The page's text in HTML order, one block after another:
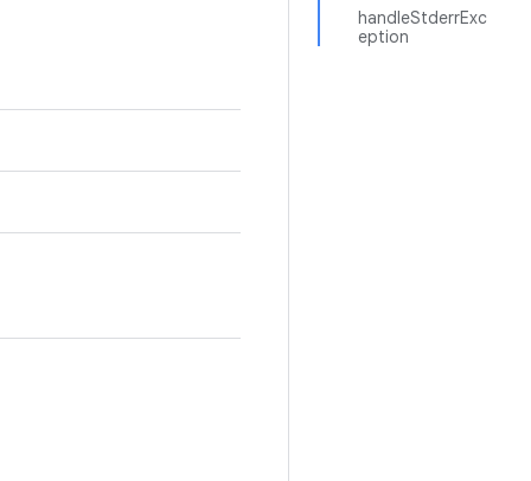
handleStderrExc
eption